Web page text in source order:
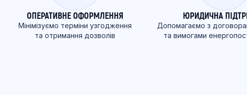
ОПЕРАТИВНЕ ОФОРМЛЕННЯ
Мінімізуємо терміни узгодження
та отримання дозволів
ЮРИДИЧНА
Допомагаємо з
та вимогами